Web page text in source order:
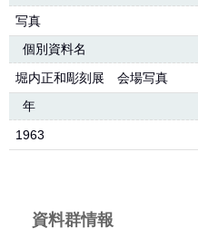
写真
個別資料名
堀内正和彫刻展 会場写真
年
1963
資料群情報